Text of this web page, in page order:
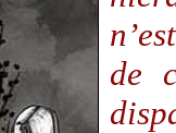
de